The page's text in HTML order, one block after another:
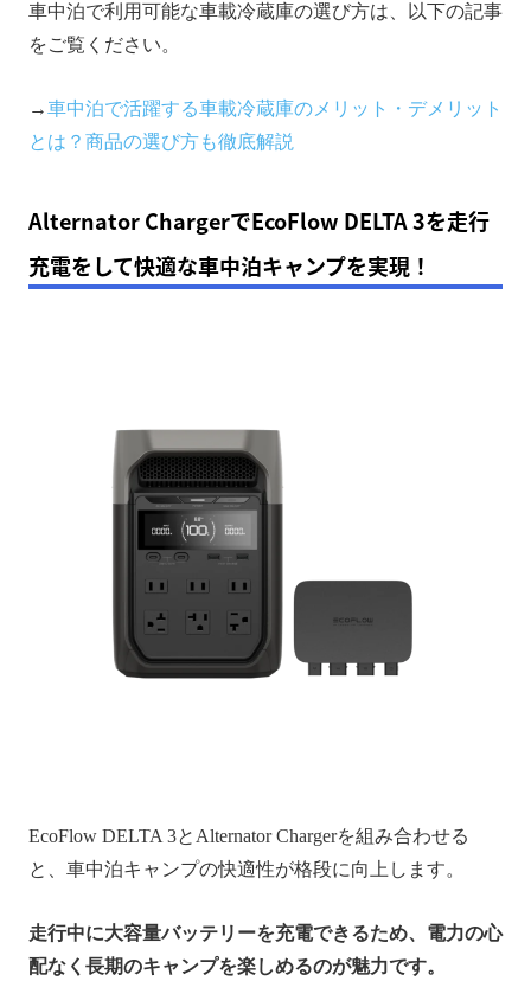
車中泊で利用可能な車載冷蔵庫の選び方は、以下の記事
をご覧ください。
→車中泊で活躍する車載冷蔵庫のメリット・デメリット
とは？商品の選び方も徹底解説
Alternator ChargerでEcoFlow DELTA 3を走行
充電をして快適な車中泊キャンプを実現！
EcoFlow DELTA 3とAlternator Chargerを組み合わせる
と、車中泊キャンプの快適性が格段に向上します。
走行中に大容量バッテリーを充電できるため、電力の心
配なく長期のキャンプを楽しめるのが魅力です。